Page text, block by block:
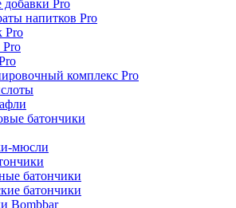
Pro
напитков Pro
Pro
Pro
комплекс Pro
батончики
мюсли
батончики
батончики
Bombbar